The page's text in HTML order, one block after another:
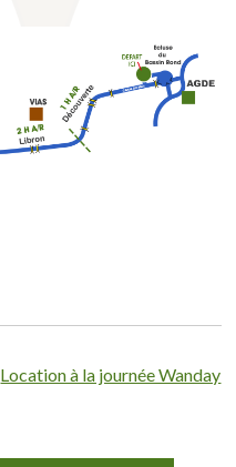
Location à la journée Wanday